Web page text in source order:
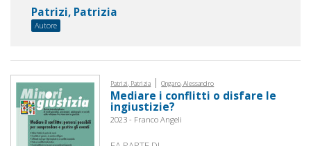
Patrizi, Patrizia
Autore
Patrizi, Patrizia | Ongaro, Alessandro
Mediare i conflitti o disfare le
ingiustizie?
2023 - Franco Angeli